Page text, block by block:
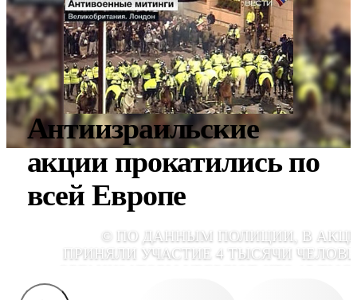
Антиизраильские
акции прокатились по
всей Европе
© ПО ДАННЫМ ПОЛИЦИИ, В
ПРИНЯЛИ УЧАСТИЕ 4 ТЫСЯЧИ